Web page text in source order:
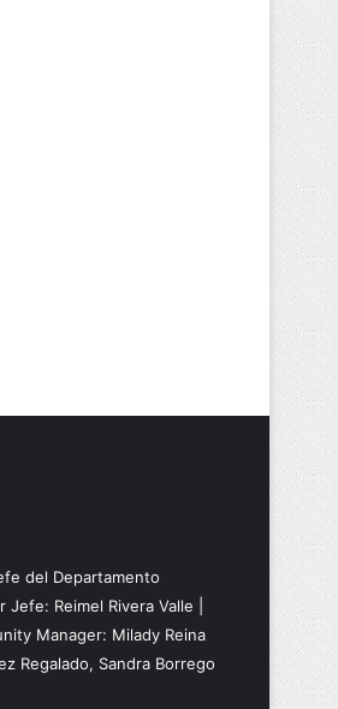
del Departamento
Reimel Rivera Valle |
Manager: Milady Reina
Regalado, Sandra Borrego